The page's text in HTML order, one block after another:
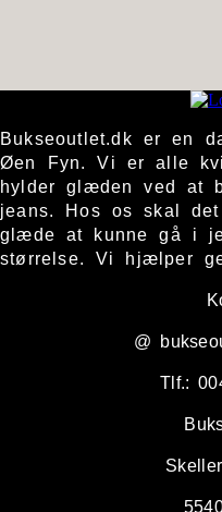
Bukseoutlet.dk er en
Øen Fyn. Vi er alle
hylder glæden ved at
jeans. Hos os skal
glæde at kunne gå i
størrelse. Vi hjælper
@
Tlf.: